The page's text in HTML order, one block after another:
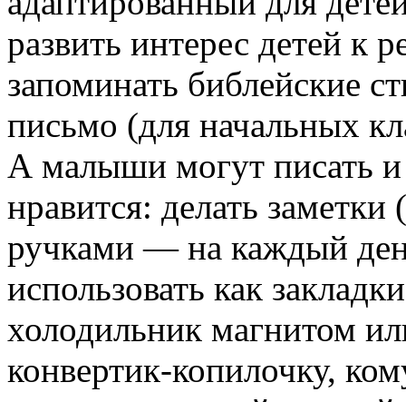
развить интерес детей к
запоминать библейские
письмо (для начальных
А малыши могут писать
нравится: делать
ручками — на каждый
использовать как
холодильник магнитом
конвертик-копилочку,